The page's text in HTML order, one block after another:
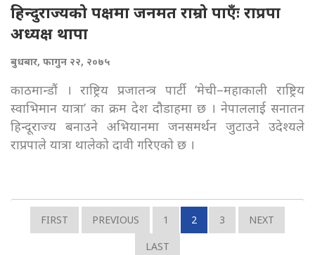
हिन्दुराज्यको पक्षमा जनमत राम्रो पाएँः राप्रपा
अध्यक्ष थापा
बुधबार, फागुन २२, २०७५
काठमान्डौं । राष्ट्रिय प्रजातन्त्र पार्टी ‘मेची–महाकाली राष्ट्रिय
स्वाभिमान यात्रा’ का क्रम देश दौडाहमा छ । नेपाललाई सनातन
हिन्दूराज्य बनाउने अभियानमा जनसमर्थन जुटाउने उदेश्यले
राप्रपाले यात्रा थालेको दावी गरिएको छ ।
FIRST PREVIOUS 1 2 3
NEXT
LAST